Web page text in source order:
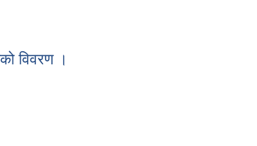
विवरण ।